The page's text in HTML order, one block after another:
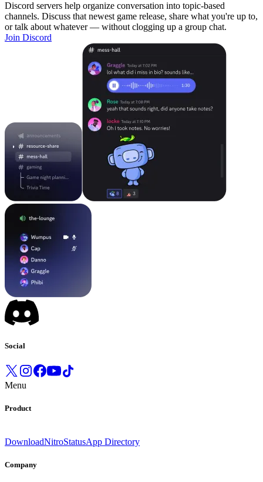
Discord servers help organize conversation into topic-based
channels. Discuss that newest game release, share what you're up to,
or talk about whatever — without clogging up a group chat.
Join Discord
Social
Menu
Product
DownloadNitroStatusApp Directory
Company